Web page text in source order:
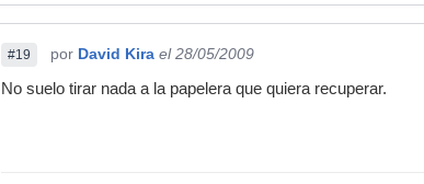
#19 por David Kira el 28/05/2009
No suelo tirar nada a la papelera que quiera recuperar.